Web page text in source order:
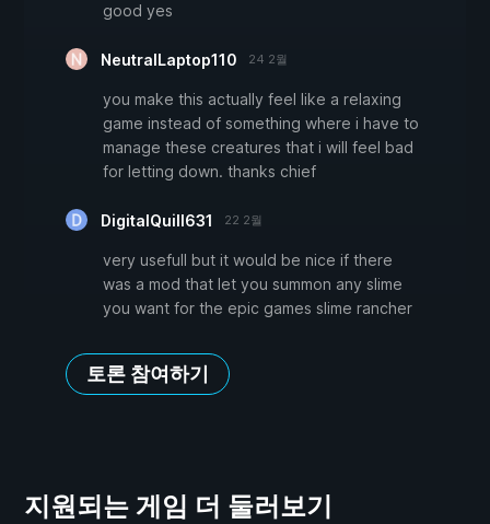
good yes
NeutralLaptop110 24 2월
you make this actually feel like a relaxing
game instead of something where i have to
manage these creatures that i will feel bad
for letting down. thanks chief
DigitalQuill631 22 2월
very usefull but it would be nice if there
was a mod that let you summon any slime
you want for the epic games slime rancher
토론 참여하기
지원되는 게임 더 둘러보기